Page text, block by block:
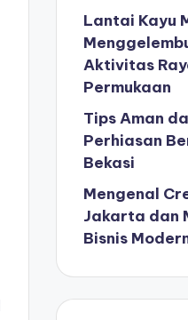
Lantai Kayu
Aktivitas
Permukaan
Tips Aman
Perhiasan
Bekasi
Mengenal
Jakarta dan
Bisnis